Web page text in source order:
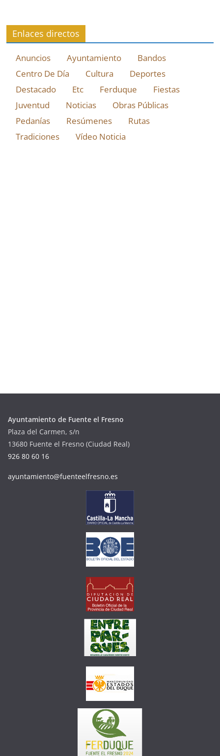
Enlaces directos
Anuncios Ayuntamiento
Bandos
Centro De Día
Cultura
Deportes
Destacado
Etc Ferduque
Fiestas
Juventud
Noticias
Obras Públicas
Pedanías
Resúmenes
Rutas
Tradiciones
Vídeo Noticia
Ayuntamiento de Fuente el Fresno
Plaza del Carmen, s/n
13680 Fuente el Fresno (Ciudad Real)
926 80 60 16
ayuntamiento@fuenteelfresno.es